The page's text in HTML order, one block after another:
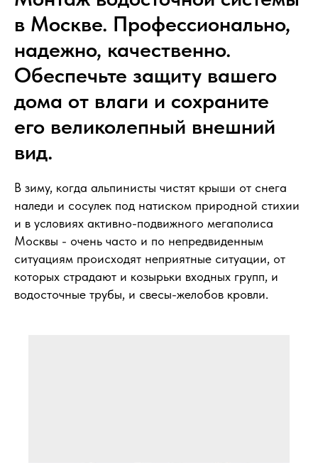
Фасад Кровли
в Москве. Профессионально,
надежно, качественно.
Обеспечьте защиту вашего
дома от влаги и сохраните
его великолепный внешний
вид.
В зиму, когда альпинисты чистят крыши от снега
наледи и сосулек под натиском природной стихии
и в условиях активно-подвижного мегаполиса
Москвы - очень часто и по непредвиденным
ситуациям происходят неприятные ситуации, от
которых страдают и козырьки входных групп, и
водосточные трубы, и свесы-желобов кровли.